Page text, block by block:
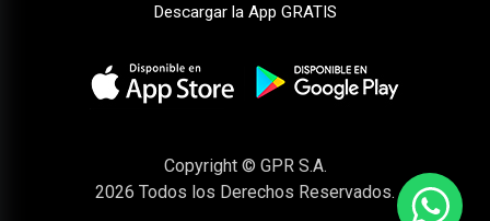
Descargar la App GRATIS
Copyright © GPR S.A.
2026 Todos los Derechos Reservados.